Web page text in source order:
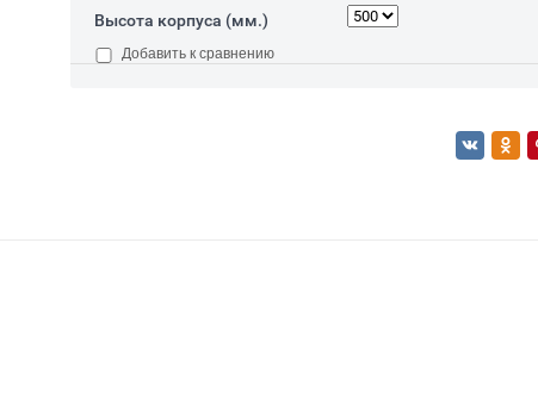
Высота корпуса (мм.)
Добавить к сравнению